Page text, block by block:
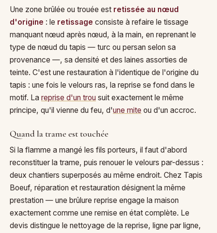
Une zone brûlée ou trouée est retissée au nœud
d'origine : le retissage consiste à refaire le tissage
manquant nœud après nœud, à la main, en reprenant le
type de nœud du tapis — turc ou persan selon sa
provenance —, sa densité et des laines assorties de
teinte. C'est une restauration à l'identique de l'origine du
tapis : une fois le velours ras, la reprise se fond dans le
motif. La reprise d'un trou suit exactement le même
principe, qu'il vienne du feu, d'une mite ou d'un accroc.
Quand la trame est touchée
Si la flamme a mangé les fils porteurs, il faut d'abord
reconstituer la trame, puis renouer le velours par-dessus :
deux chantiers superposés au même endroit. Chez Tapis
Boeuf, réparation et restauration désignent la même
prestation — une brûlure reprise engage la maison
exactement comme une remise en état complète. Le
devis distingue le nettoyage de la reprise, ligne par ligne,